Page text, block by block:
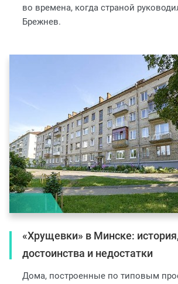
во времена, когда страной
Брежнев.
«Хрущевки» в Минске:
достоинства и недостатки
Дома, построенные по типовым